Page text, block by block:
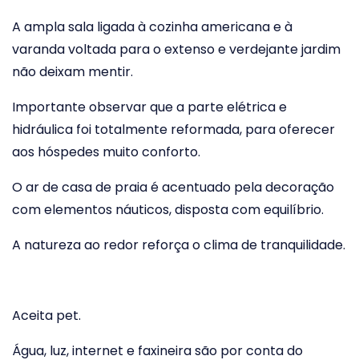
A ampla sala ligada à cozinha americana e à
varanda voltada para o extenso e verdejante jardim
não deixam mentir.
Importante observar que a parte elétrica e
hidráulica foi totalmente reformada, para oferecer
aos hóspedes muito conforto.
O ar de casa de praia é acentuado pela decoração
com elementos náuticos, disposta com equilíbrio.
A natureza ao redor reforça o clima de tranquilidade.
Aceita pet.
Água, luz, internet e faxineira são por conta do